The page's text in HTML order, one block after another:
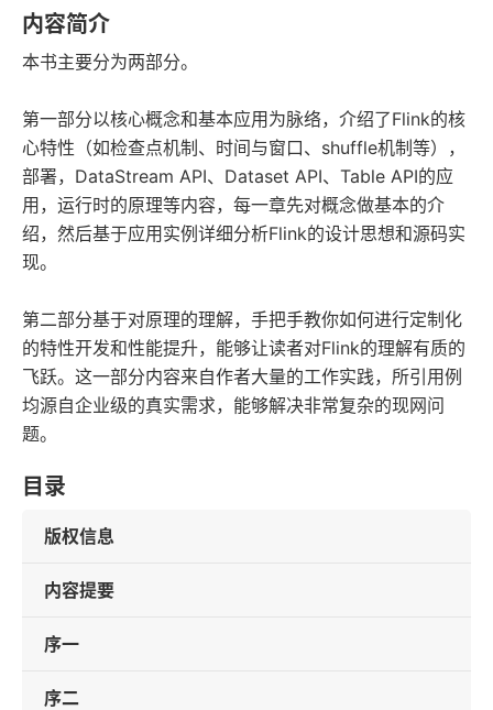
内容简介
本书主要分为两部分。
第一部分以核心概念和基本应用为脉络，介绍了Flink的核
心特性（如检查点机制、时间与窗口、shuffle机制等），
部署，DataStream API、Dataset API、Table API的应
用，运行时的原理等内容，每一章先对概念做基本的介
绍，然后基于应用实例详细分析Flink的设计思想和源码实
现。
第二部分基于对原理的理解，手把手教你如何进行定制化
的特性开发和性能提升，能够让读者对Flink的理解有质的
飞跃。这一部分内容来自作者大量的工作实践，所引用例
均源自企业级的真实需求，能够解决非常复杂的现网问
题。
目录
版权信息
内容提要
序一
序二